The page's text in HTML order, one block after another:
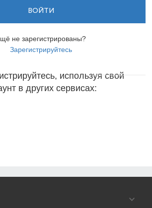
ВОЙТИ
не зарегистрированы?
Зарегистрируйтесь
используя свой
в других сервисах: